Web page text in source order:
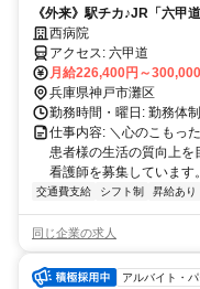
《外来》駅チカ♪JR「六甲
ークライフバランス良好の
西病院
アクセス: 六甲道
月給226,400円～
兵庫県神戸市灘区
勤務時間・曜日: 勤務体
仕事内容: ＼心のこもっ
患者様の生活の質向上
看護師を募集しています
交通費支給 シフト制 昇給あり
同じ企業の求人
アルバイト・パ